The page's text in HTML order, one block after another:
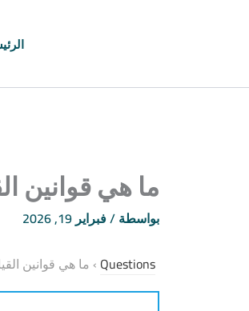
ما هي قوانين
بواسطة/فبراير 19, 2026
Questions
› ما هي قوانين